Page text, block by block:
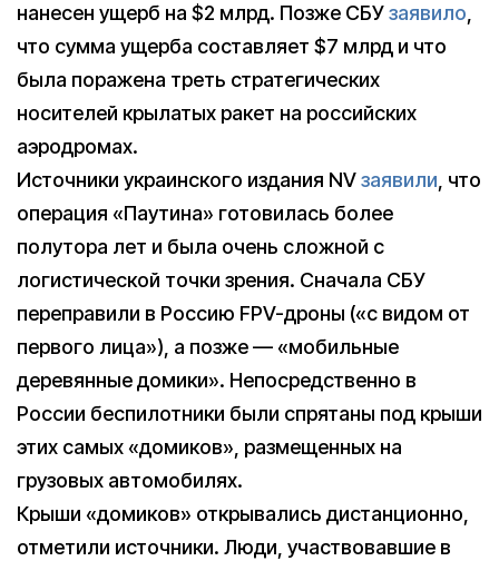
нанесен ущерб на $2 млрд. Позже СБУзаявило
что сумма ущерба составляет $7 млрд и что
была поражена треть стратегических
носителей крылатых ракет на российских
аэродромах.
Источники украинского издания NVзаявили , что
операция «Паутина» готовилась более
полутора лет и была очень сложной с
логистической точки зрения. Сначала СБУ
переправили в Россию FPV-дроны («с видом от
первого лица»), а позже — «мобильные
деревянные домики». Непосредственно в
России беспилотники были спрятаны под крыши
этих самых «домиков», размещенных на
грузовых автомобилях.
Крыши «домиков» открывались дистанционно,
отметили источники. Люди, участвовавшие в